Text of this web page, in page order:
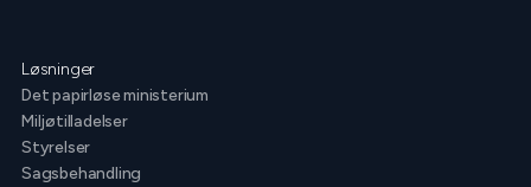
Løsninger
Det papirløse ministerium
Miljøtilladelser
Styrelser
Sagsbehandling